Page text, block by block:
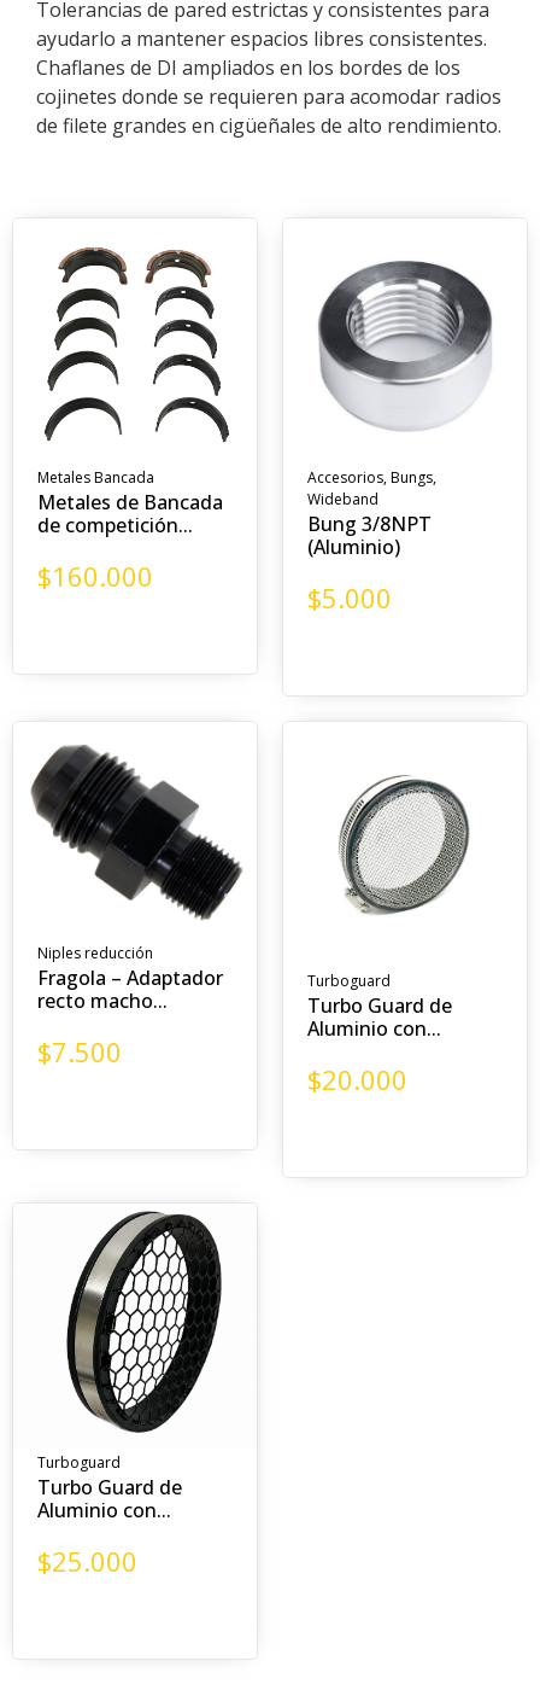
Tolerancias de pared estrictas y consistentes para
ayudarlo a mantener espacios libres consistentes.
Chaflanes de DI ampliados en los bordes de los
cojinetes donde se requieren para acomodar radios
de filete grandes en cigüeñales de alto rendimiento.
Metales Bancada
Metales de Bancada
de competición...
$160.000
Accesorios,Bungs,
Wideband
Bung 3/8NPT
(Aluminio)
$5.000
Niples reducción
Fragola – Adaptador
recto macho...
$7.500
Turboguard
Turbo Guard de
Aluminio con...
$20.000
Turboguard
Turbo Guard de
Aluminio con...
$25.000